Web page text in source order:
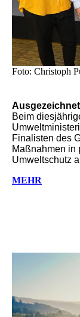
Foto: Christoph
Beim
Finalisten des
Maßnahmen in
Umweltschutz
MEHR